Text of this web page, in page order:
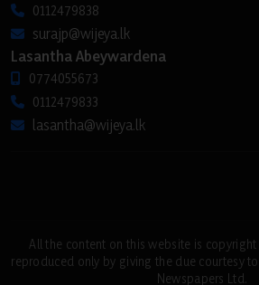
0112479838
surajp@wijeya.lk
Lasantha Abeywardena
0774055673
0112479833
lasantha@wijeya.lk
All the content on this website is
reproduced only by giving the due courtesy
Newspapers Ltd.